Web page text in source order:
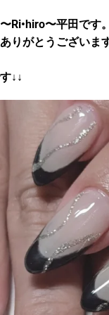
Ri•hiro〜平田です
りがとうございま
↓↓